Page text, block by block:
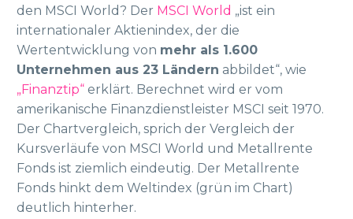
den MSCI World? Der MSCI World „ist ein
internationaler Aktienindex, der die
Wertentwicklung von mehr als 1.600
Unternehmen aus 23 Ländern abbildet“, wie
„Finanztip“ erklärt. Berechnet wird er vom
amerikanische Finanzdienstleister MSCI seit 1970.
Der Chartvergleich, sprich der Vergleich der
Kursverläufe von MSCI World und Metallrente
Fonds ist ziemlich eindeutig. Der Metallrente
Fonds hinkt dem Weltindex (grün im Chart)
deutlich hinterher.